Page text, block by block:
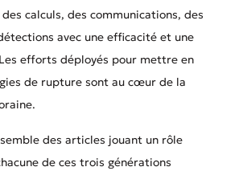
calculs, des communications, des
avec une efficacité et une
efforts déployés pour mettre en
de rupture sont au cœur de la
des articles jouant un rôle
de ces trois générations